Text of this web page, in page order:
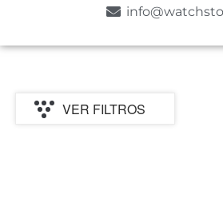
VER FILTROS